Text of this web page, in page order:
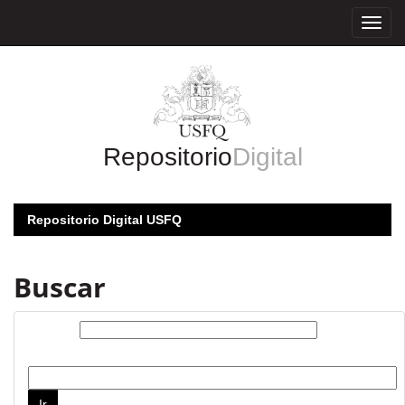
RepositorioDigital
Repositorio Digital USFQ
Buscar